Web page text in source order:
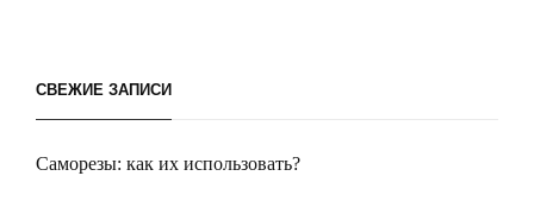
СВЕЖИЕ ЗАПИСИ
Саморезы: как их использовать?